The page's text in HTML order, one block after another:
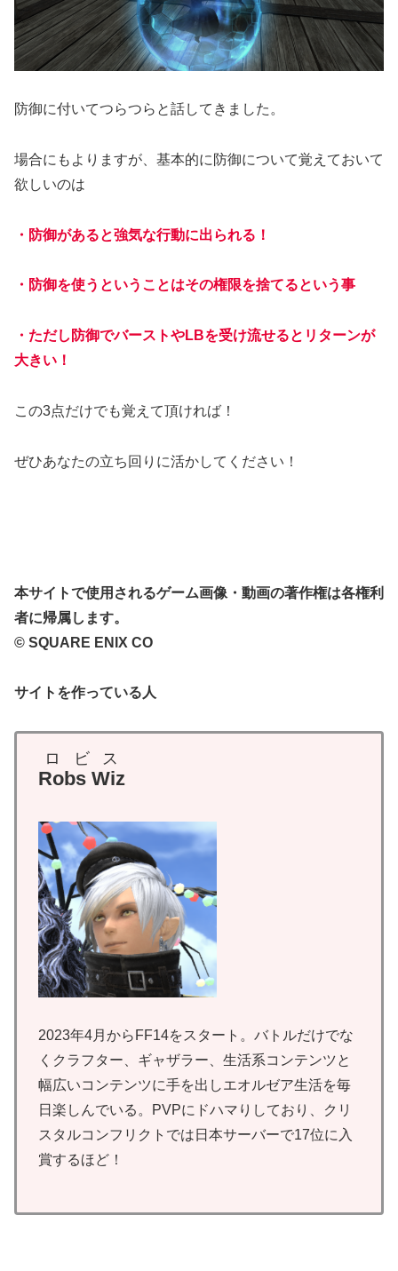
防御に付いてつらつらと話してきました。
場合にもよりますが、基本的に防御について覚えておいて
欲しいのは
・防御があると強気な行動に出られる！
・防御を使うということはその権限を捨てるという事
・ただし防御でバーストやLBを受け流せるとリターンが
大きい！
この3点だけでも覚えて頂ければ！
ぜひあなたの立ち回りに活かしてください！
本サイトで使用されるゲーム画像・動画の著作権は各権利
者に帰属します。
© SQUARE ENIX CO
サイトを作っている人
Robs Wiz
ロビス
2023年4月からFF14をスタート。バトルだけでな
くクラフター、ギャザラー、生活系コンテンツと
幅広いコンテンツに手を出しエオルゼア生活を毎
日楽しんでいる。PVPにドハマりしており、クリ
スタルコンフリクトでは日本サーバーで17位に入
賞するほど！